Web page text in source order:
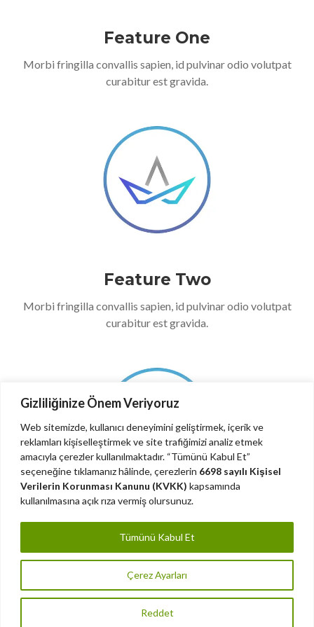
Gizliliğinize Önem Veriyoruz
Web sitemizde, kullanıcı deneyimini geliştirmek, içerik ve
reklamları kişiselleştirmek ve site trafiğimizi analiz etmek
amacıyla çerezler kullanılmaktadır. “Tümünü Kabul Et”
seçeneğine tıklamanız hâlinde, çerezlerin 6698 sayılı Kişisel
Verilerin Korunması Kanunu (KVKK) kapsamında
kullanılmasına açık rıza vermiş olursunuz.
Çerez Ayarları
Reddet
Tümünü Kabul Et
Feature One
Morbi fringilla convallis sapien, id pulvinar odio volutpat
curabitur est gravida.
Feature Two
Morbi fringilla convallis sapien, id pulvinar odio volutpat
curabitur est gravida.
Feature Three
curabitur est gravida.